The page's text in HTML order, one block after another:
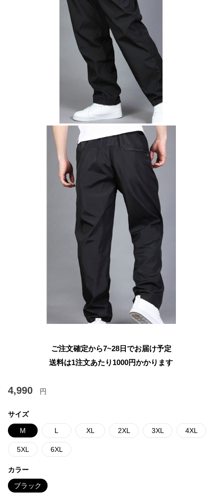
ご注文確定から7~28日でお届け予定
送料は1注文あたり 1000円かかります
4,990 円
サイズ
M L XL 2XL 3XL 4XL
5XL 6XL
カラー
ブラック